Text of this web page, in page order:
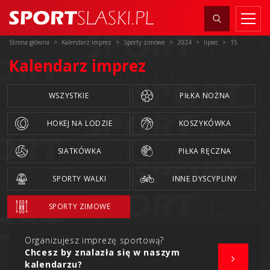
Strona główna Kalendarz imprez Sporty zimowe 2024 lipiec 15
Kalendarz imprez
WSZYSTKIE PIŁKA NOŻNA
HOKEJ NA LODZIE KOSZYKÓWKA
SIATKÓWKA PIŁKA RĘCZNA
SPORTY WALKI INNE DYSCYPLINY
SPORTY ZIMOWE
Organizujesz imprezę sportową?
Chcesz by znalazła się w naszym
kalendarzu?